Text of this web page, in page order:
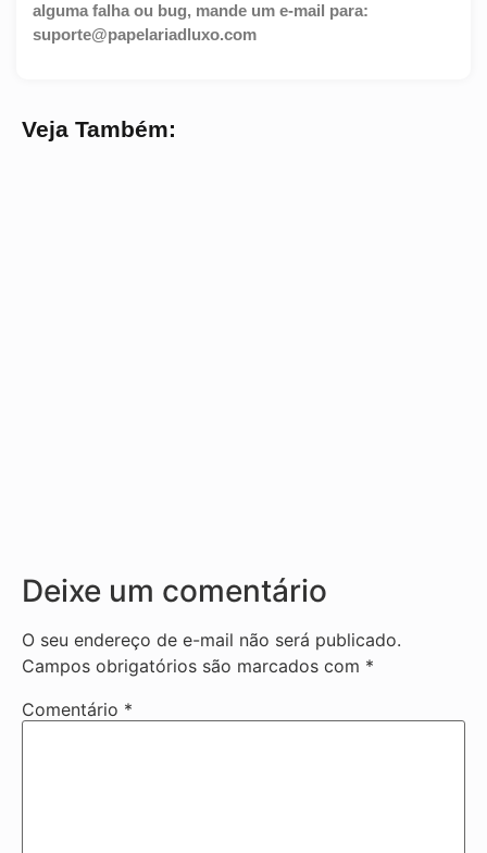
alguma falha ou bug, mande um e-mail para:
suporte@papelariadluxo.com
Veja Também:
Deixe um comentário
O seu endereço de e-mail não será publicado.
Campos obrigatórios são marcados com *
Comentário *